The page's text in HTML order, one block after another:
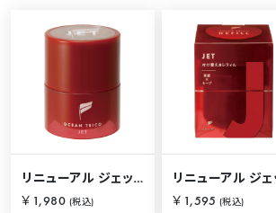
リニューアル ジェット 80g
￥1,980 (税込)
￥1,595 (税込)